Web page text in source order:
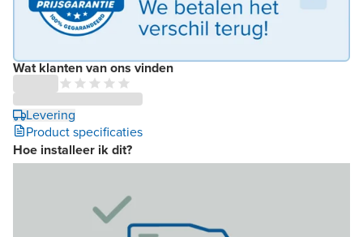
Wat klanten van ons vinden
Levering
Product specificaties
Hoe installeer ik dit?